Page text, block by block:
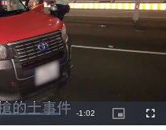
Remaining
-1:02
Picture-
in-